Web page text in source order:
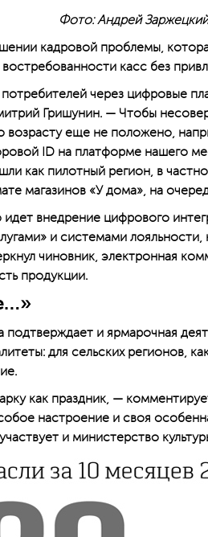
Фото: Андрей Заржецкий
кадровой проблемы,
касс без
через цифровые
Гришунин. — Чтобы
возрасту еще не положено,
ID на платформе нашего
как пилотный регион, в
магазинов «У дома», на
идет внедрение цифрового
и системами
чиновник, электронная
продукции.
подтверждает и ярмарочная
для сельских регионов,
как праздник, —
настроение и своя
и министерство